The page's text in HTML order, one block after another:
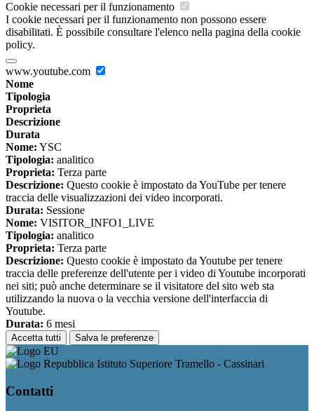
Cookie necessari per il funzionamento
I cookie necessari per il funzionamento non possono essere
disabilitati. È possibile consultare l'elenco nella pagina della cookie
policy.
www.youtube.com
Nome
Tipologia
Proprieta
Descrizione
Durata
Nome: YSC
Tipologia: analitico
Proprieta: Terza parte
Descrizione: Questo cookie è impostato da YouTube per tenere
traccia delle visualizzazioni dei video incorporati.
Durata: Sessione
Nome: VISITOR_INFO1_LIVE
Tipologia: analitico
Proprieta: Terza parte
Descrizione: Questo cookie è impostato da Youtube per tenere
traccia delle preferenze dell'utente per i video di Youtube incorporati
nei siti; può anche determinare se il visitatore del sito web sta
utilizzando la nuova o la vecchia versione dell'interfaccia di
Youtube.
Durata: 6 mesi
Accetta tutti Salva le preferenze
Istituto Superiore Tramello - Cassinari
Contatti